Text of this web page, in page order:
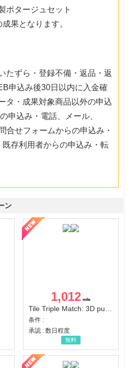
ポタージュセット
果となります。
たずら・登録不備・返品・返
申込み後30日以内に入金確
タ・成果対象商品以外の申込
申込み・電話、メール、
合せフォームからの申込み・
存利用者からの申込み・転
ン
1,012
Tile Triple Match: 3D puzzle
条件 :
承認 : 数日程度
無料